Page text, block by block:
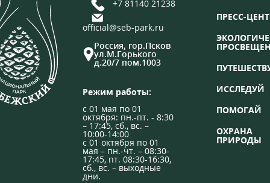
+7 81140 21238
official@seb-park.ru
Россия, гор.Псков
ул.М.Горького
д.20/7 пом.1003
Режим работы:
с 01 мая по 01
октября: пн.-пт. - 8:30
– 17:45, сб., вс. –
10:00-14:00
с 01 октября по 01
мая – пн.-чт. – 08:30-
17:45, пт. 08:30-16:30,
сб., вс. – выходные
дни.
ПРЕСС-
ИССЛЕДУЙ
ПОМОГАЙ
ОХРАНА
ПРИРОДЫ